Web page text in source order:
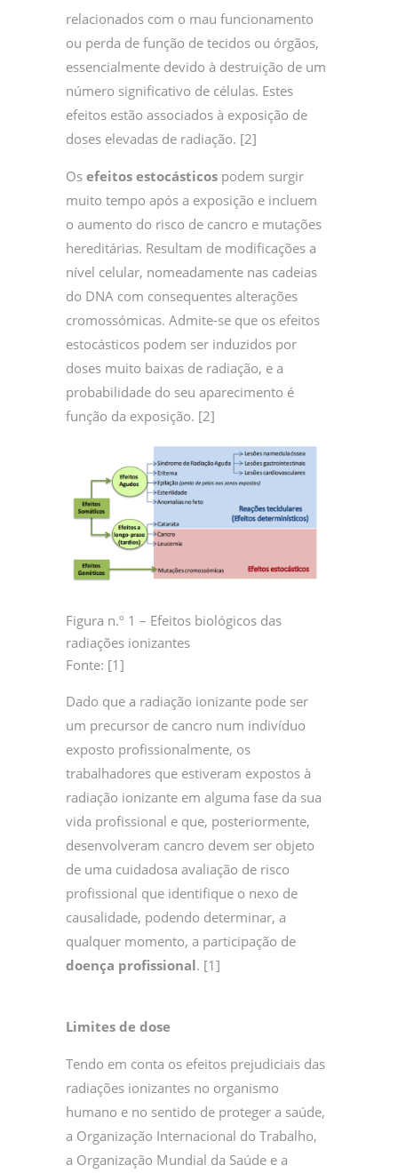
relacionados com o mau funcionamento
ou perda de função de tecidos ou órgãos,
essencialmente devido à destruição de um
número significativo de células. Estes
efeitos estão associados à exposição de
doses elevadas de radiação. [2]
Os efeitos estocásticos podem surgir
muito tempo após a exposição e incluem
o aumento do risco de cancro e mutações
hereditárias. Resultam de modificações a
nível celular, nomeadamente nas cadeias
do DNA com consequentes alterações
cromossómicas. Admite-se que os efeitos
estocásticos podem ser induzidos por
doses muito baixas de radiação, e a
probabilidade do seu aparecimento é
função da exposição. [2]
Figura n.º 1 – Efeitos biológicos das
radiações ionizantes
Fonte: [1]
Dado que a radiação ionizante pode ser
um precursor de cancro num indivíduo
exposto profissionalmente, os
trabalhadores que estiveram expostos à
radiação ionizante em alguma fase da sua
vida profissional e que, posteriormente,
desenvolveram cancro devem ser objeto
de uma cuidadosa avaliação de risco
profissional que identifique o nexo de
causalidade, podendo determinar, a
qualquer momento, a participação de
doença profissional. [1]
Limites de dose
Tendo em conta os efeitos prejudiciais das
radiações ionizantes no organismo
humano e no sentido de proteger a saúde,
a Organização Internacional do Trabalho,
a Organização Mundial da Saúde e a